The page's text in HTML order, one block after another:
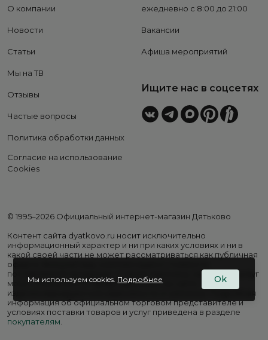
О компании
Новости
Статьи
Мы на ТВ
Отзывы
Частые вопросы
Политика обработки данных
Согласие на использование
Cookies
ежедневно с 8:00 до 21:00
Вакансии
Афиша мероприятий
Ищите нас в соцсетях
© 1995–2026 Официальный интернет-магазин Дятьково
Контент сайта dyatkovo.ru носит исключительно
информационный характер и ни при каких условиях и ни в
какой своей части не может рассматриваться как публичная
оферта. Внешний вид, комплектация и стоимость
поставляемой продукции, а также перечень сервисных услуг
могут отличаться от представленных на сайте. Цены на
изделия варьируются в зависимости от региона. Подробная
информация об официальном торговом представителе и
условиях поставки товаров и услуг приведена в разделе
покупателям.
Мы используем cookies. Подробнее Ok